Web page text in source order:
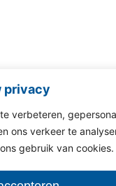
privacy
verbeteren,
ons verkeer te
gebruik van cookies.